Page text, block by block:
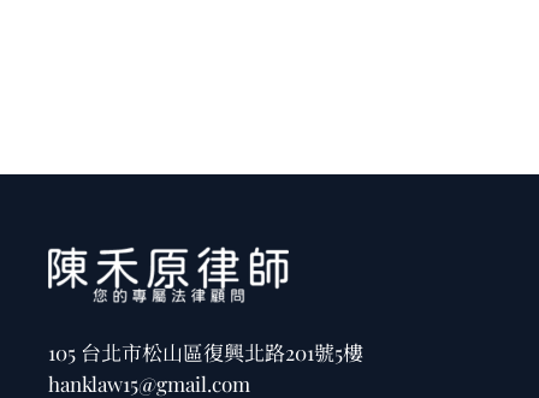
105 台北市松山區復興北路201號5樓
hanklaw15@gmail.com